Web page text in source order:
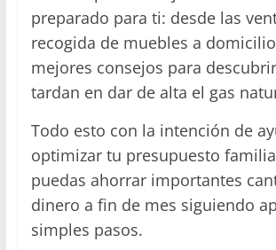
preparado para ti: desde las
recogida de muebles a
mejores consejos para
tardan en dar de alta el gas
Todo esto con la intención de
optimizar tu presupuesto
puedas ahorrar importantes
dinero a fin de mes siguiendo
simples pasos.